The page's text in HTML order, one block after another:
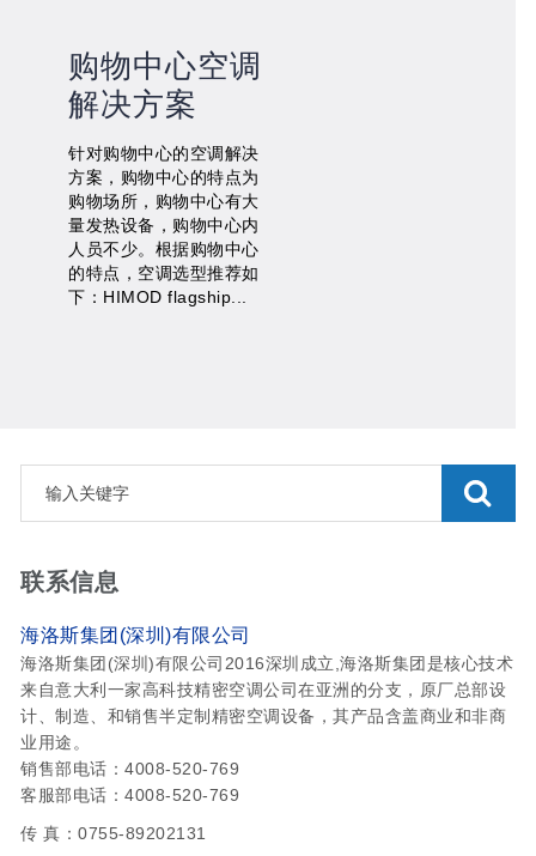
购物中心空调
解决方案
针对购物中心的空调解决
方案，购物中心的特点为
购物场所，购物中心有大
量发热设备，购物中心内
人员不少。根据购物中心
的特点，空调选型推荐如
下：HIMOD flagship...
联系信息
海洛斯集团(深圳)有限公司
海洛斯集团(深圳)有限公司2016深圳成立,海洛斯集团是核心技术
来自意大利一家高科技精密空调公司在亚洲的分支，原厂总部设
计、制造、和销售半定制精密空调设备，其产品含盖商业和非商
业用途。
销售部电话：4008-520-769
客服部电话：4008-520-769
传 真：0755-89202131